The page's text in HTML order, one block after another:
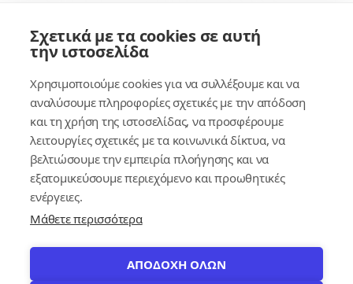
Σύνδεσμοι
Κέντρο Γνώσης
Πλατφόρμα
Εγγραφή
Για δημοσίους υπαλλήλους
Σχετικά με τα cookies σε αυτή
την ιστοσελίδα
Χρησιμοποιούμε cookies για να συλλέξουμε και να
αναλύσουμε πληροφορίες σχετικές με την απόδοση
και τη χρήση της ιστοσελίδας, να προσφέρουμε
λειτουργίες σχετικές με τα κοινωνικά δίκτυα, να
βελτιώσουμε την εμπειρία πλοήγησης και να
εξατομικεύσουμε περιεχόμενο και προωθητικές
ενέργειες.
Μάθετε περισσότερα
ΑΠΟΔΟΧΗ ΟΛΩΝ